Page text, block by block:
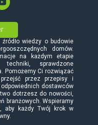
wiedzy o budowie
domów.
na każdym etapie
sprawdzone
Pomożemy Ci rozwiązać
przez przepisy i
dostawców
dotrzesz do nowości,
branżowych. Wspieramy
aby każdy Twój krok w